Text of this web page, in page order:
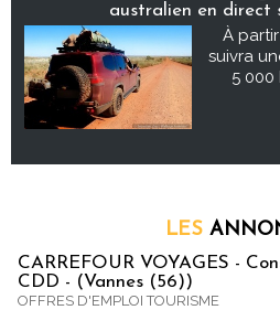
australien en direct
À
suivra
5 000
LES
CARREFOUR VOYAGES -
CDD - (Vannes (56))
OFFRES D'EMPLOI TOURISME